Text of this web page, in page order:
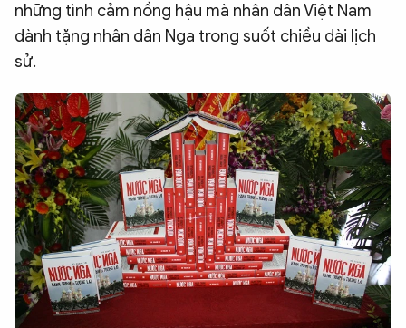
những tình cảm nồng hậu mà nhân dân Việt Nam
dành tặng nhân dân Nga trong suốt chiều dài lịch
sử.